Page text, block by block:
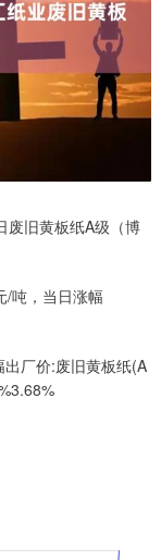
旧黄板纸A级（博
吨，当日涨幅
厂价:废旧黄板纸(A